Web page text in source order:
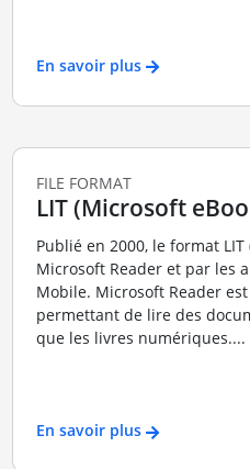
En savoir plus
FILE FORMAT
LIT (Microsoft
Publié en 2000, le format
Microsoft Reader et par les
Mobile. Microsoft Reader
permettant de lire des
que les livres numériques....
En savoir plus